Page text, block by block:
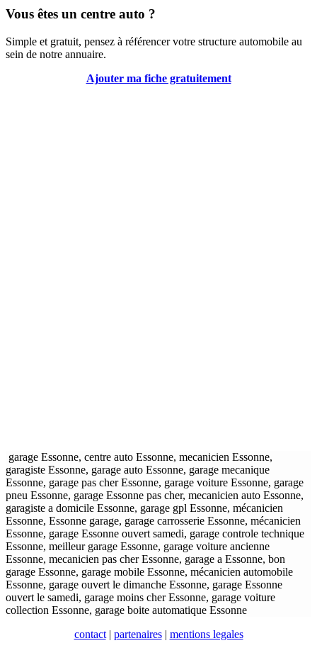
Vous êtes un centre auto ?
Simple et gratuit, pensez à référencer votre structure automobile au
sein de notre annuaire.
Ajouter ma fiche gratuitement
garage Essonne, centre auto Essonne, mecanicien Essonne,
garagiste Essonne, garage auto Essonne, garage mecanique
Essonne, garage pas cher Essonne, garage voiture Essonne, garage
pneu Essonne, garage Essonne pas cher, mecanicien auto Essonne,
garagiste a domicile Essonne, garage gpl Essonne, mécanicien
Essonne, Essonne garage, garage carrosserie Essonne, mécanicien
Essonne, garage Essonne ouvert samedi, garage controle technique
Essonne, meilleur garage Essonne, garage voiture ancienne
Essonne, mecanicien pas cher Essonne, garage a Essonne, bon
garage Essonne, garage mobile Essonne, mécanicien automobile
Essonne, garage ouvert le dimanche Essonne, garage Essonne
ouvert le samedi, garage moins cher Essonne, garage voiture
collection Essonne, garage boite automatique Essonne
contact| partenaires| mentions legales